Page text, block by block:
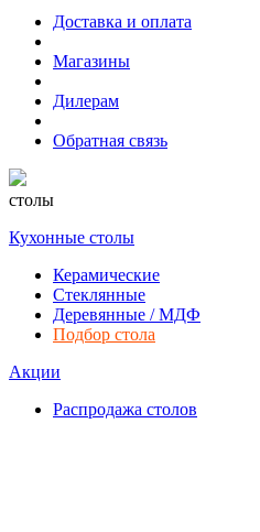
Доставка и оплата
Магазины
Дилерам
Обратная связь
столы
Кухонные столы
Керамические
Стеклянные
Деревянные / МДФ
Подбор стола
Акции
Распродажа столов